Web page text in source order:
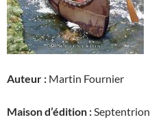
Auteur : Martin Fournier
Maison d’édition :Septentrion